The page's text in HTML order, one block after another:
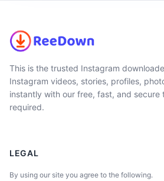
This is the trusted Instagram
Instagram videos, stories, profiles,
instantly with our free, fast, and secure
required.
LEGAL
By using our site you agree to the following.